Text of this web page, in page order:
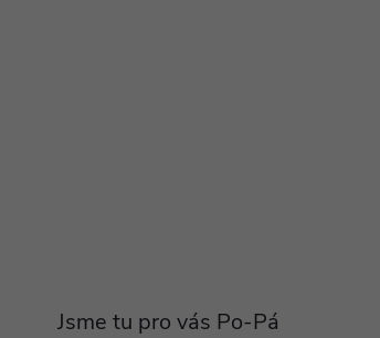
Jsme tu pro vás Po-Pá